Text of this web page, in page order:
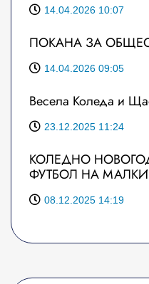
14.04.2026 10:07
ПОКАНА ЗА
14.04.2026 09:05
Весела Коледа и
23.12.2025 11:24
КОЛЕДНО
ФУТБОЛ НА МАЛКИ
08.12.2025 14:19